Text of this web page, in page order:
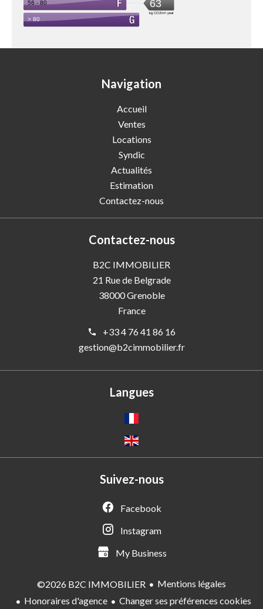
Navigation
Accueil
Ventes
Locations
Syndic
Actualités
Estimation
Contactez-nous
Contactez-nous
B2C IMMOBILIER
21 Rue de Belgrade
38000Grenoble
France
+33 4 76 41 86 16
gestion@b2cimmobilier.fr
Langues
Suivez-nous
Facebook
Instagram
My Business
©2026 B2C IMMOBILIER
Mentions légales
Honoraires d'agence
Changer ses préférences cookies